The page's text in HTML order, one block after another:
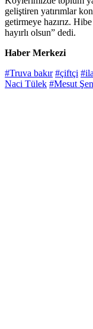
geliştiren yatırımlar
getirmeye hazırız.
hayırlı olsun” dedi.
Haber Merkezi
#Truva bakır #çiftçi
Naci Tülek #Mesut Şen